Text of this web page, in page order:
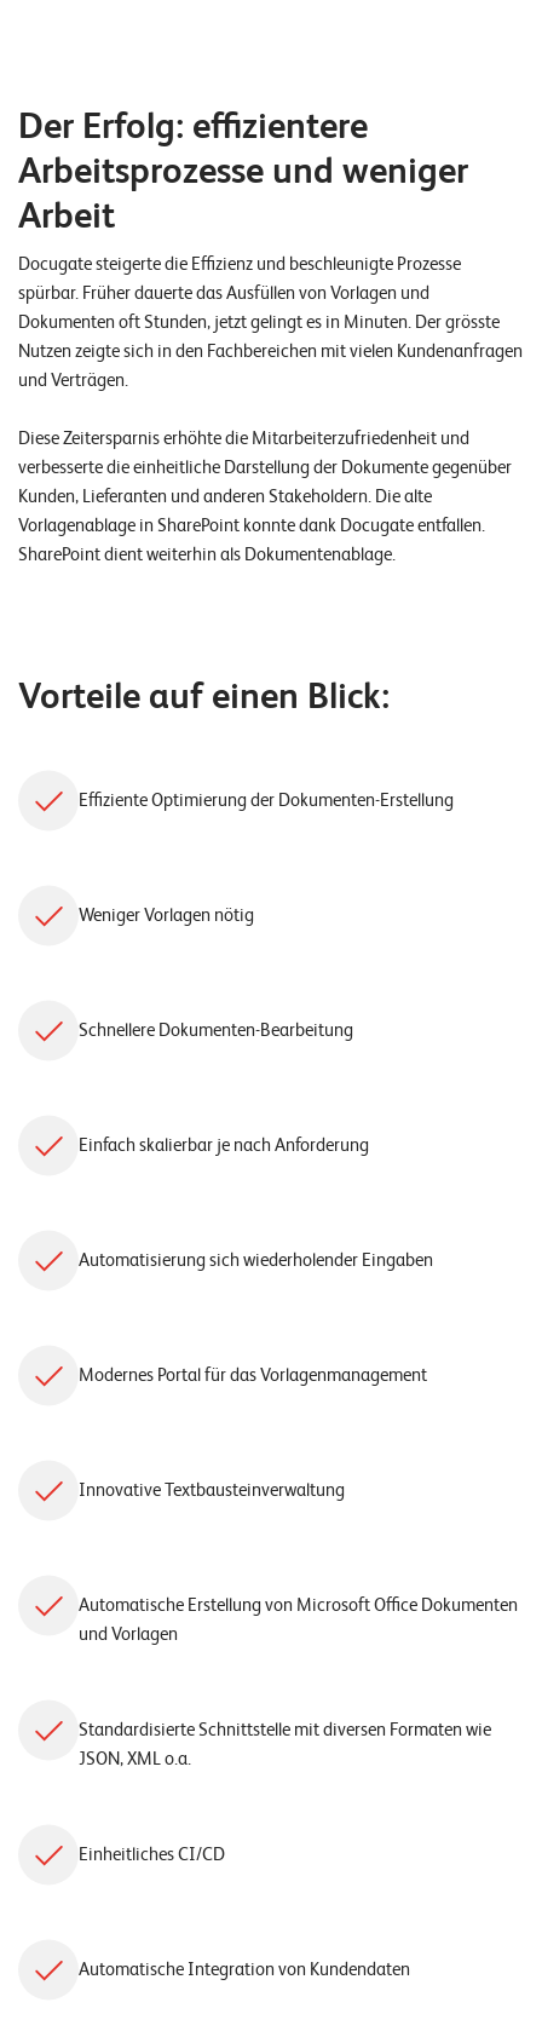
Der Erfolg: effizientere
Arbeitsprozesse und weniger
Arbeit
Docugate steigerte die Effizienz und beschleunigte Prozesse
spürbar. Früher dauerte das Ausfüllen von Vorlagen und
Dokumenten oft Stunden, jetzt gelingt es in Minuten. Der grösste
Nutzen zeigte sich in den Fachbereichen mit vielen Kundenanfragen
und Verträgen.
Diese Zeitersparnis erhöhte die Mitarbeiterzufriedenheit und
verbesserte die einheitliche Darstellung der Dokumente gegenüber
Kunden, Lieferanten und anderen Stakeholdern. Die alte
Vorlagenablage in SharePoint konnte dank Docugate entfallen.
SharePoint dient weiterhin als Dokumentenablage.
Vorteile auf einen Blick:
Effiziente Optimierung der Dokumenten-Erstellung
Weniger Vorlagen nötig
Schnellere Dokumenten-Bearbeitung
Einfach skalierbar je nach Anforderung
Automatisierung sich wiederholender Eingaben
Modernes Portal für das Vorlagenmanagement
Innovative Textbausteinverwaltung
Automatische Erstellung von Microsoft Office Dokumenten
und Vorlagen
Standardisierte Schnittstelle mit diversen Formaten wie
JSON, XML o.a.
Einheitliches CI/CD
Automatische Integration von Kundendaten